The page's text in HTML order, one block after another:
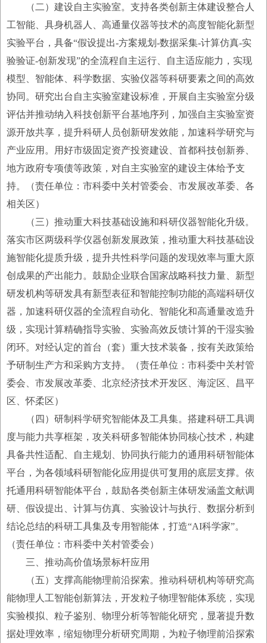
（二）建设自主实验室。支持各类创新主体建设整合人
工智能、具身机器人、高通量仪器等技术的高度智能化新型
实验平台，具备“假设提出-方案规划-数据采集-计算仿真-实
验验证-创新发现”的全流程自主运行、自主适应能力，实现
模型、智能体、科学数据、实验仪器等科研要素之间的高效
协同。研究出台自主实验室建设标准，开展自主实验室分级
评估并推动纳入科技创新平台基地序列，加强自主实验室资
源开放共享，提升科研人员创新研发效能，加速科学研究与
产业应用。用好市级固定资产投资建设、首都科技创新券、
地方政府专项债等政策，对自主实验室的建设主体给予支
持。（责任单位：市科委中关村管委会、市发展改革委、各
相关区）
（三）推动重大科技基础设施和科研仪器智能化升级。
落实市区两级科学仪器创新发展政策，推动重大科技基础设
施智能化提质升级，提升共性科学问题的发现效率与重大原
创成果的产出能力。鼓励企业联合国家战略科技力量、新型
研发机构等研发具有新型表征和智能控制功能的高端科研仪
器，加速科研仪器的全流程自动化、智能化和高通量改造升
级，实现计算精确指导实验、实验高效反馈计算的干湿实验
闭环。对经认定的首台（套）重大技术装备，按有关政策给
予研制生产方和采购方支持。（责任单位：市科委中关村管
委会、市发展改革委、北京经济技术开发区、海淀区、昌平
区、怀柔区）
（四）研制科学研究智能体及工具集。搭建科研工具调
度与能力共享框架，攻关科研多智能体协同核心技术，构建
具备共性适配、自主规划、协同执行能力的通用科研智能体
平台，为各领域科研智能化应用提供可复用的底层支撑。依
托通用科研智能体平台，鼓励各类创新主体研发涵盖文献调
研、假设提出、计算与仿真、实验设计与执行、数据分析到
结论总结的科研工具集及专用智能体，打造“AI科学家”。
（责任单位：市科委中关村管委会）
三、推动高价值场景标杆应用
（五）支撑高能物理前沿探索。推动科研机构等研究高
能物理人工智能创新算法，开发粒子物理智能体系统，实现
实验模拟、粒子鉴别、物理分析等智能化研究，显著提升数
据处理效率，缩短物理分析研究周期，为粒子物理前沿探索